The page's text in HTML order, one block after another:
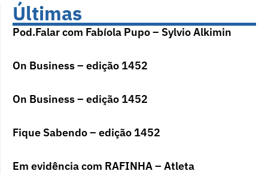
Últimas
Pod.Falar com Fabíola Pupo – Sylvio Alkimin
On Business – edição 1452
On Business – edição 1452
Fique Sabendo – edição 1452
Em evidência com RAFINHA – Atleta